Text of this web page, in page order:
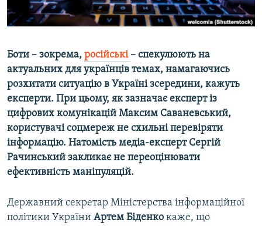
ІНФОГРАФІКА
ДОЛУЧАЙСЯ!
Усі сайти RFE/RL
Боти – зокрема, російські – спекулюють на
актуальних для українців темах, намагаючись
розхитати ситуацію в Україні зсередини, кажуть
експерти. При цьому, як зазначає експерт із
цифрових комунікацій Максим Саваневський,
користувачі соцмереж не схильні перевіряти
інформацію. Натомість медіа-експерт Сергій
Рачинський закликає не переоцінювати
ефективність маніпуляцій.
Державний секретар Міністерства інформаційної
політики України Артем Біденко каже, що